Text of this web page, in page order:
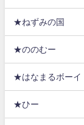
★ねずみの国
★ののむー
★はなまるボーイ
★ひー